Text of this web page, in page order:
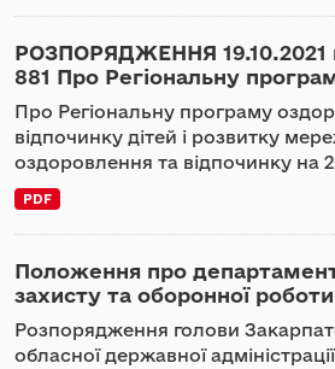
РОЗПОРЯДЖЕННЯ
881 Про Регіональну
Про Регіональну програму
відпочинку дітей і розвитку
оздоровлення та відпочинку на
PDF
Положення про
захисту та оборонної роботи
Розпорядження голови
обласної державної